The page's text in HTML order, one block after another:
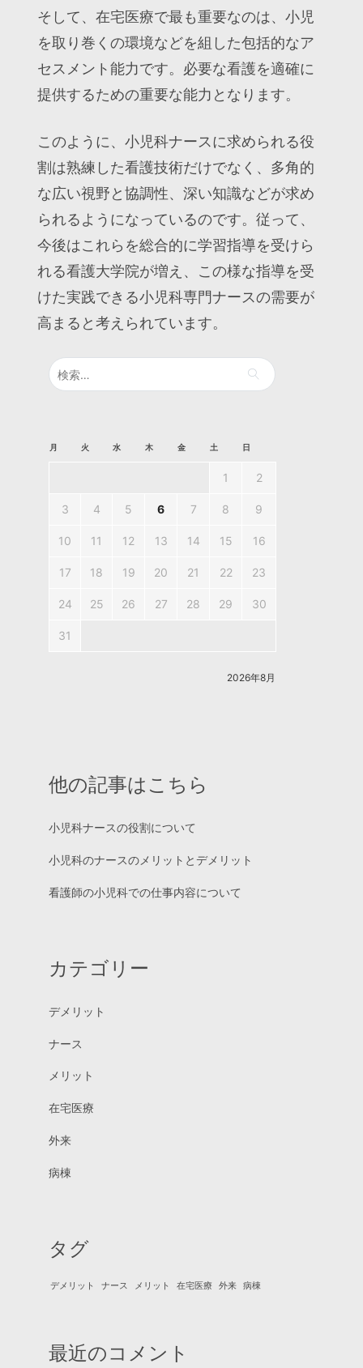
そして、在宅医療で最も重要なのは、小児
を取り巻くの環境などを組した包括的なア
セスメント能力です。必要な看護を適確に
提供するための重要な能力となります。
このように、小児科ナースに求められる役
割は熟練した看護技術だけでなく、多角的
な広い視野と協調性、深い知識などが求め
られるようになっているのです。従って、
今後はこれらを総合的に学習指導を受けら
れる看護大学院が増え、この様な指導を受
けた実践できる小児科専門ナースの需要が
高まると考えられています。
検
索:
2026年8月
月 火 水 木 金 土 日
1 2
3 4 5 6 7 8 9
10 11 12 13 14 15 16
17 18 19 20 21 22 23
24 25 26 27 28 29 30
31
他の記事はこちら
小児科ナースの役割について
小児科のナースのメリットとデメリット
看護師の小児科での仕事内容について
カテゴリー
デメリット
ナース
メリット
在宅医療
外来
病棟
タグ
デメリット ナース メリット 在宅医療 外来 病棟
最近のコメント